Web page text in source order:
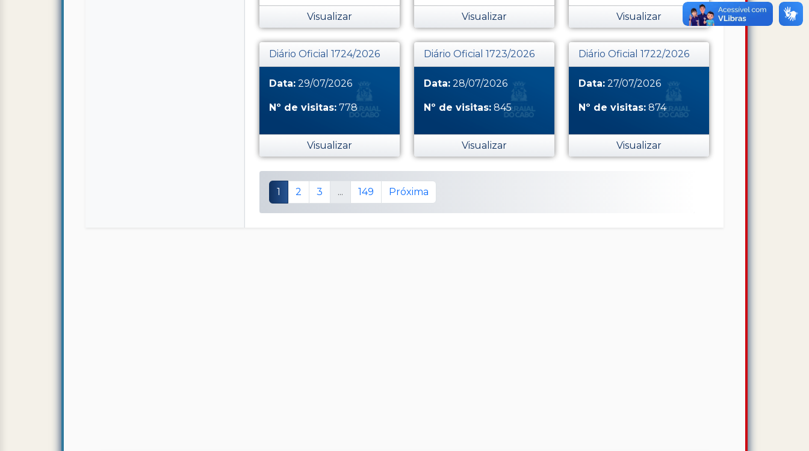
Visualizar Visualizar Visualizar
Diário Oficial 1724/2026
Data: 29/07/2026
Nº de visitas: 778
Visualizar
Diário Oficial 1723/2026
Data:28/07/2026
Nº de visitas: 845
Visualizar
Diário Oficial 1722/2026
Data:27/07/2026
Nº de visitas: 874
Visualizar
1 2 3 ... 149 Próxima